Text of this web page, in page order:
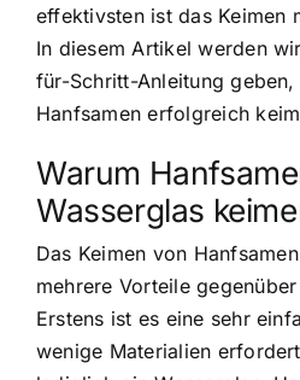
effektivsten ist das Keimen
In diesem Artikel werden
für-Schritt-Anleitung geben,
Hanfsamen erfolgreich
Warum
Wasserglas
Das Keimen von
mehrere Vorteile
Erstens ist es eine sehr
wenige Materialien